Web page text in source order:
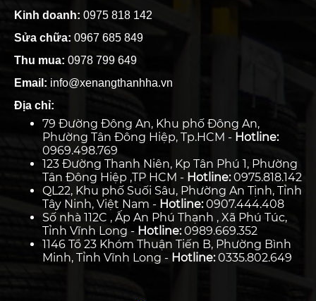
Kinh doanh: 0975 818 142
Sửa chữa: 0967 685 849
Thu mua: 0978 799 649
Email: info@xenangthanhha.vn
Địa chỉ:
79 Đường Đông An, Khu phố Đông An,
Phường Tân Đông Hiệp, Tp.HCM - Hotline:
0969.498.769
123 Đường Thanh Niên, Kp Tân Phú 1, Phường
Tân Đông Hiệp ,TP HCM - Hotline:0975.818.142
QL22, Khu phố Suối Sâu, Phường An Tịnh, Tỉnh
Tây Ninh, Việt Nam - Hotline:0907.444.408
Số nhà 112C , Ấp An Phú Thạnh , Xã Phú Túc,
Tỉnh Vĩnh Long - Hotline:0989.669.352
1146 Tổ 23 Khóm Thuận Tiến B, Phường Bình
Minh, Tỉnh Vĩnh Long - Hotline:0335.802.649